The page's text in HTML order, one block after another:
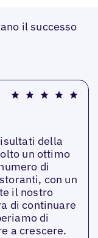
il successo
della
un ottimo
di
con un
il nostro
di continuare
di
a crescere.